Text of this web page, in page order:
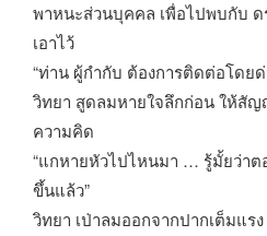
พาหนะส่วนบุคคล เพื่อไปพบกับ
เอาไว้
“ท่าน ผู้กำกับ ต้องการติดต่อโดยด่
วิทยา สูดลมหายใจลึกก่อน ให้สั
ความคิด
“แกหายหัวไปไหนมา … รู้มั้ยว่าต
ขึ้นแล้ว”
วิทยา เป่าลมออกจากปากเต็มแร